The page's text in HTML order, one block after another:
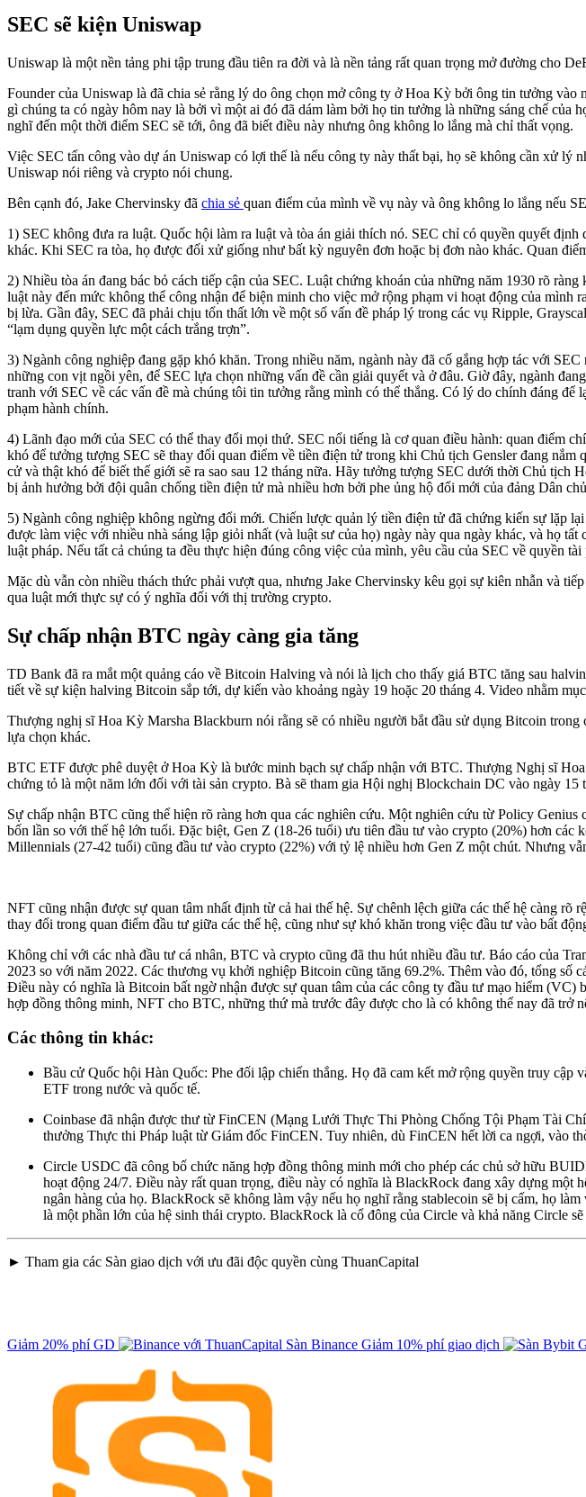
SEC sẽ kiện Uniswap
Uniswap là một nền tảng phi tập trung đầu tiên ra đời và là nền tảng rất quan trọng mở đường cho
Founder của Uniswap là đã chia sẻ rằng lý do ông chọn mở công ty ở Hoa Kỳ bởi ông tin tưởng
gì chúng ta có ngày hôm nay là bởi vì một ai đó đã dám làm bởi họ tin tưởng là những sáng chế
nghĩ đến một thời điểm SEC sẽ tới, ông đã biết điều này nhưng ông không lo lắng mà chỉ thất vọng.
Việc SEC tấn công vào dự án Uniswap có lợi thế là nếu công ty này thất bại, họ sẽ không cần xử
Uniswap nói riêng và crypto nói chung.
Bên cạnh đó, Jake Chervinsky đã chia sẻ quan điểm của mình về vụ này và ông không lo lắng nếu
1) SEC không đưa ra luật. Quốc hội làm ra luật và tòa án giải thích nó. SEC chỉ có quyền quyết
khác. Khi SEC ra tòa, họ được đối xử giống như bất kỳ nguyên đơn hoặc bị đơn nào khác. Quan
2) Nhiều tòa án đang bác bỏ cách tiếp cận của SEC. Luật chứng khoán của những năm 1930 rõ
luật này đến mức không thể công nhận để biện minh cho việc mở rộng phạm vi hoạt động của
bị lừa. Gần đây, SEC đã phải chịu tổn thất lớn về một số vấn đề pháp lý trong các vụ Ripple,
“lạm dụng quyền lực một cách trắng trợn”.
3) Ngành công nghiệp đang gặp khó khăn. Trong nhiều năm, ngành này đã cố gắng hợp tác với
những con vịt ngồi yên, để SEC lựa chọn những vấn đề cần giải quyết và ở đâu. Giờ đây, ngành
tranh với SEC về các vấn đề mà chúng tôi tin tưởng rằng mình có thể thắng. Có lý do chính đáng
phạm hành chính.
4) Lãnh đạo mới của SEC có thể thay đổi mọi thứ. SEC nổi tiếng là cơ quan điều hành: quan điểm
khó để tưởng tượng SEC sẽ thay đổi quan điểm về tiền điện tử trong khi Chủ tịch Gensler đang
cử và thật khó để biết thế giới sẽ ra sao sau 12 tháng nữa. Hãy tưởng tượng SEC dưới thời Chủ tịch
bị ảnh hưởng bởi đội quân chống tiền điện tử mà nhiều hơn bởi phe ủng hộ đổi mới của đảng Dân
5) Ngành công nghiệp không ngừng đổi mới. Chiến lược quản lý tiền điện tử đã chứng kiến sự lặp
được làm việc với nhiều nhà sáng lập giỏi nhất (và luật sư của họ) ngày này qua ngày khác, và họ
luật pháp. Nếu tất cả chúng ta đều thực hiện đúng công việc của mình, yêu cầu của SEC về quyền
Mặc dù vẫn còn nhiều thách thức phải vượt qua, nhưng Jake Chervinsky kêu gọi sự kiên nhẫn và
qua luật mới thực sự có ý nghĩa đối với thị trường crypto.
Sự chấp nhận BTC ngày càng gia tăng
TD Bank đã ra mắt một quảng cáo về Bitcoin Halving và nói là lịch cho thấy giá BTC tăng sau
tiết về sự kiện halving Bitcoin sắp tới, dự kiến vào khoảng ngày 19 hoặc 20 tháng 4. Video nhằm
Thượng nghị sĩ Hoa Kỳ Marsha Blackburn nói rằng sẽ có nhiều người bắt đầu sử dụng Bitcoin
lựa chọn khác.
BTC ETF được phê duyệt ở Hoa Kỳ là bước minh bạch sự chấp nhận với BTC. Thượng Nghị sĩ
chứng tỏ là một năm lớn đối với tài sản crypto. Bà sẽ tham gia Hội nghị Blockchain DC vào ngày
Sự chấp nhận BTC cũng thể hiện rõ ràng hơn qua các nghiên cứu. Một nghiên cứu từ Policy
bốn lần so với thế hệ lớn tuổi. Đặc biệt, Gen Z (18-26 tuổi) ưu tiên đầu tư vào crypto (20%) hơn
Millennials (27-42 tuổi) cũng đầu tư vào crypto (22%) với tỷ lệ nhiều hơn Gen Z một chút. Nhưng
NFT cũng nhận được sự quan tâm nhất định từ cả hai thế hệ. Sự chênh lệch giữa các thế hệ càng
thay đổi trong quan điểm đầu tư giữa các thế hệ, cũng như sự khó khăn trong việc đầu tư vào bất
Không chỉ với các nhà đầu tư cá nhân, BTC và crypto cũng đã thu hút nhiều đầu tư. Báo cáo của
2023 so với năm 2022. Các thương vụ khởi nghiệp Bitcoin cũng tăng 69.2%. Thêm vào đó, tổng
Điều này có nghĩa là Bitcoin bất ngờ nhận được sự quan tâm của các công ty đầu tư mạo hiểm
hợp đồng thông minh, NFT cho BTC, những thứ mà trước đây được cho là có không thể nay đã trở
Các thông tin khác:
Bầu cử Quốc hội Hàn Quốc: Phe đối lập chiến thắng. Họ đã cam kết mở rộng quyền truy
ETF trong nước và quốc tế.
Coinbase đã nhận được thư từ FinCEN (Mạng Lưới Thực Thi Phòng Chống Tội Phạm Tài
thưởng Thực thi Pháp luật từ Giám đốc FinCEN. Tuy nhiên, dù FinCEN hết lời ca ngợi, vào
Circle USDC đã công bố chức năng hợp đồng thông minh mới cho phép các chủ sở hữu
hoạt động 24/7. Điều này rất quan trọng, điều này có nghĩa là BlackRock đang xây dựng
ngân hàng của họ. BlackRock sẽ không làm vậy nếu họ nghĩ rằng stablecoin sẽ bị cấm, họ
là một phần lớn của hệ sinh thái crypto. BlackRock là cổ đông của Circle và khả năng Circle
► Tham gia các Sàn giao dịch với ưu đãi độc quyền cùng ThuanCapital
Giảm 20% phí GD Sàn Binance Giảm 10% phí giao dịch